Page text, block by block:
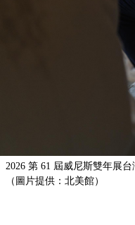
2026 第 61 屆威尼斯雙年展
（圖片提供：北美館）